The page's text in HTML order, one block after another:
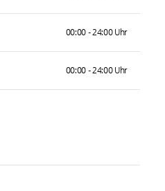
00:00 - 24:00 Uhr
00:00 - 24:00 Uhr